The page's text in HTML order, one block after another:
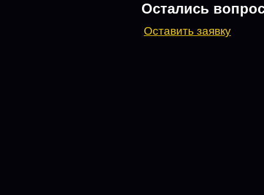
Остались
Оставить заявку